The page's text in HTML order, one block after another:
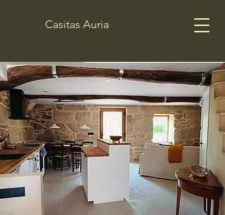
Casitas Auria